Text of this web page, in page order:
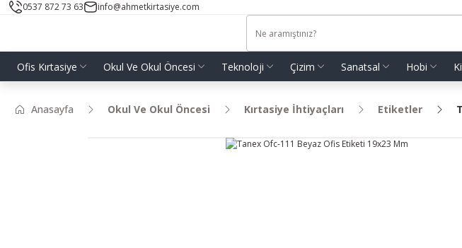
0537 872 73 63 info@ahmetkirtasiye.com
Ofis Kırtasiye Okul Ve Okul Öncesi Teknoloji Çizim Sanatsal Hobi
Anasayfa Okul Ve Okul Öncesi Kırtasiye İhtiyaçları Etiketler